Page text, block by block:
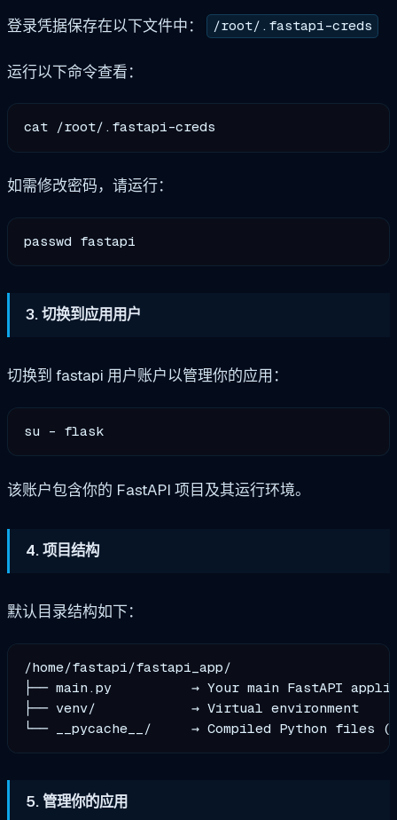
登录凭据保存在以下文件中： /root/.fastapi-creds
运行以下命令查看：
如需修改密码，请运行：
3. 切换到应用用户
切换到 fastapi 用户账户以管理你的应用：
该账户包含你的 FastAPI 项目及其运行环境。
4. 项目结构
默认目录结构如下：
/home/fastapi/fastapi_app/
├── main.py          → Your main FastAPI
├── venv/            → Virtual environment
5. 管理你的应用